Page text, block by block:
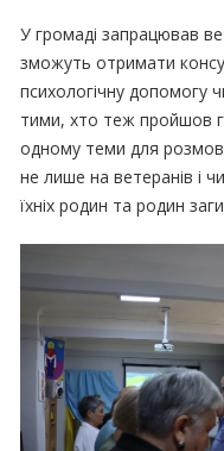
У громаді запрацював
зможуть отримати
психологічну допомогу
тими, хто теж пройшов
одному теми для
не лише на ветеранів і
їхніх родин та родин